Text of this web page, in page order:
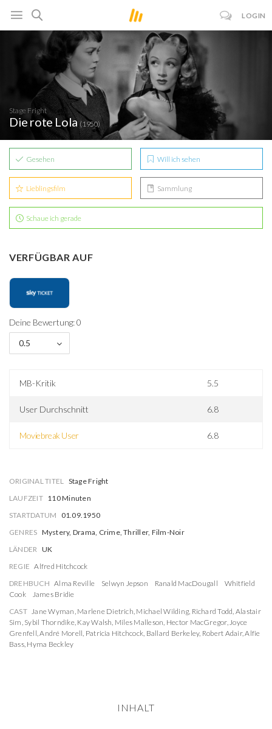
LOGIN
Stage Fright
Die rote Lola(1950)
Gesehen Will ich sehen
Lieblingsfilm Sammlung
Schaue ich gerade
VERFÜGBAR AUF
Deine Bewertung: 0
0.5
MB-Kritik 5.5
User Durchschnitt 6.8
Moviebreak User 6.8
ORIGINAL TITEL Stage Fright
LAUFZEIT 110 Minuten
STARTDATUM
01.09.1950
GENRES Mystery, Drama, Crime, Thriller, Film-Noir
LÄNDER UK
REGIE Alfred Hitchcock
DREHBUCH Alma Reville Selwyn Jepson Ranald MacDougall
Whitfield
Cook
James Bridie
CAST Jane Wyman, Marlene Dietrich, Michael Wilding, Richard Todd, Alastair
Sim, Sybil Thorndike, Kay Walsh, Miles Malleson, Hector MacGregor,Joyce
Grenfell,André Morell, Patricia Hitchcock, Ballard Berkeley, Robert Adair,Alfie
Bass, Hyma Beckley
INHALT